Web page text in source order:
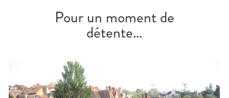
Pour un moment de
détente…